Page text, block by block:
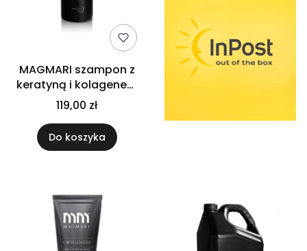
MAGMARI szampon z
keratyną i kolagenem
ROYAL 1L
119,00 zł
Do koszyka